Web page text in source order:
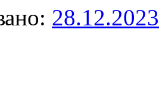
28.12.2023